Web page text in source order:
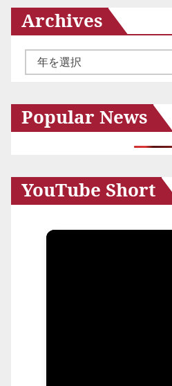
Archives
ー
イ
ブ
Popular News
YouTube Short